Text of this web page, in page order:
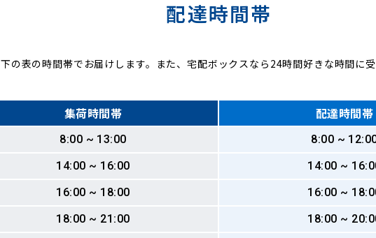
配達時間帯
下の表の時間帯でお届けします。また、宅配ボックスなら24時間好きな時間に受
集荷時間帯 配達時間帯
8:00 ~ 13:00
8:00 ~
14:00 ~ 16:00
14:00 ~
16:00 ~ 18:00
16:00 ~
18:00 ~ 21:00
18:00 ~